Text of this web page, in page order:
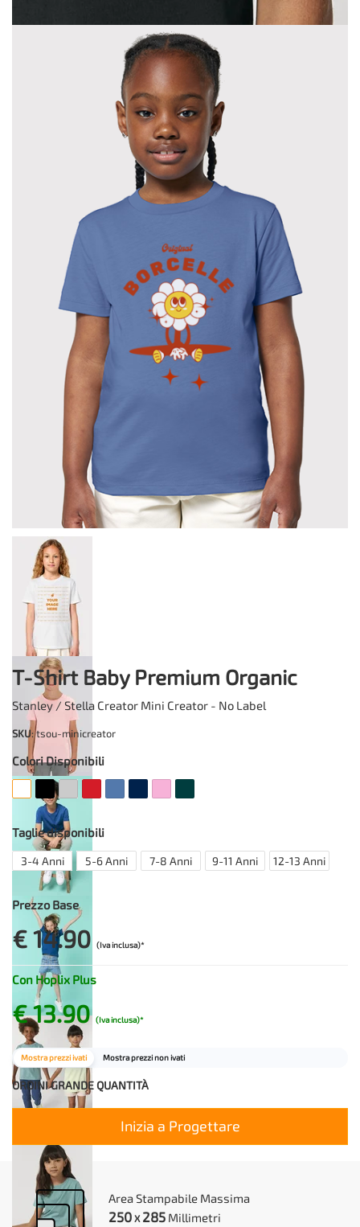
T-Shirt Baby Premium Organic
Stanley / Stella Creator Mini Creator - No Label
SKU: tsou-minicreator
Colori Disponibili
Taglie disponibili
3-4 Anni 5-6 Anni 7-8 Anni 9-11 Anni 12-13 Anni
Prezzo Base
€ 14.90 (Iva inclusa)*
Con Hoplix Plus
€ 13.90 (Iva inclusa)*
Mostra prezzi ivati Mostra prezzi non ivati
ORDINI GRANDE QUANTITÀ
Inizia a Progettare
Area Stampabile Massima
250 X 285Millimetri